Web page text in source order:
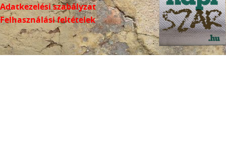
Adatkezelési szabályzat
Felhasználási feltételek